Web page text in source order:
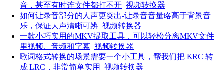
音，甚至有时连文件都打不开 视频转换器
如何让录音部分的人声更突出-让录音音量略高于背景音
乐，保证人声清晰可辨 视频转换器
一款小巧实用的MKV提取工具，可以轻松分离MKV文件
里视频、音频和字幕 视频转换器
歌词格式转换的场景需要一个小工具，帮我们把 KRC 转
成 LRC，非常简单实用
视频转换器